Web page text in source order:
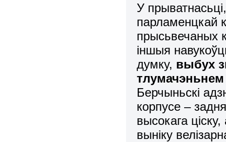
У
парламенцкай
прысьвечаных
іншыя
думку, выбух
Берчыньскі
корпусе –
высокага
выніку